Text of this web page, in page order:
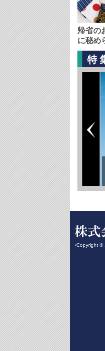
帰省の
に秘め
特
‹Copyright ©